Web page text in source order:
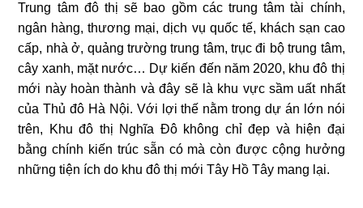
Trung tâm đô thị sẽ bao gồm các trung tâm tài chính,
ngân hàng, thương mại, dịch vụ quốc tế, khách sạn cao
cấp, nhà ở, quảng trường trung tâm, trục đi bộ trung tâm,
cây xanh, mặt nước… Dự kiến đến năm 2020, khu đô thị
mới này hoàn thành và đây sẽ là khu vực sầm uất nhất
của Thủ đô Hà Nội. Với lợi thế nằm trong dự án lớn nói
trên, Khu đô thị Nghĩa Đô không chỉ đẹp và hiện đại
bằng chính kiến trúc sẵn có mà còn được cộng hưởng
những tiện ích do khu đô thị mới Tây Hồ Tây mang lại.